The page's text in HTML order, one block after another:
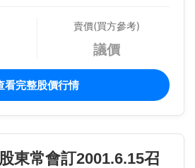
賣價(買方參考)
議價
看完整股價行情
東常會訂2001.6.15召